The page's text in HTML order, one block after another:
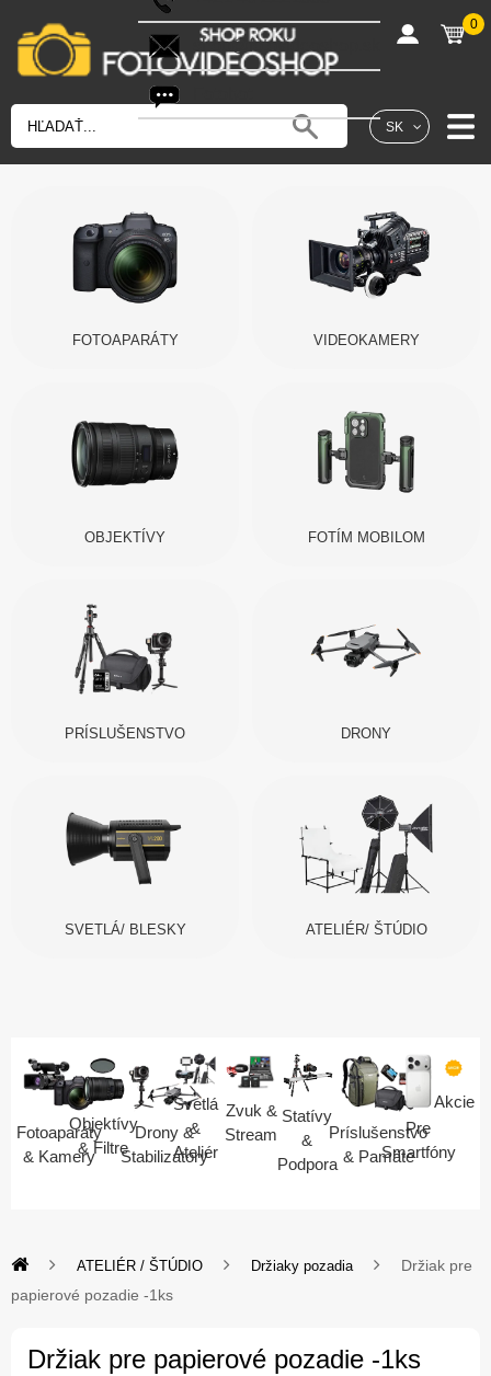
SK
shop@fotovideoshop.sk
0
FOTOAPARÁTY VIDEOKAMERY
OBJEKTÍVY FOTÍM MOBILOM
PRÍSLUŠENSTVO DRONY
SVETLÁ/ BLESKY ATELIÉR/ ŠTÚDIO
Fotoaparáty
& Kamery
Objektívy
& Filtre
Drony &
Stabilizátory
Svetlá
&
Ateliér
Zvuk &
Stream
Statívy
&
Podpora
Príslušenstvo
& Pamäte
Pre
Smartfóny
Akcie
ATELIÉR / ŠTÚDIO Držiaky pozadia
Držiak pre
papierové pozadie -1ks
Držiak pre papierové pozadie -1ks